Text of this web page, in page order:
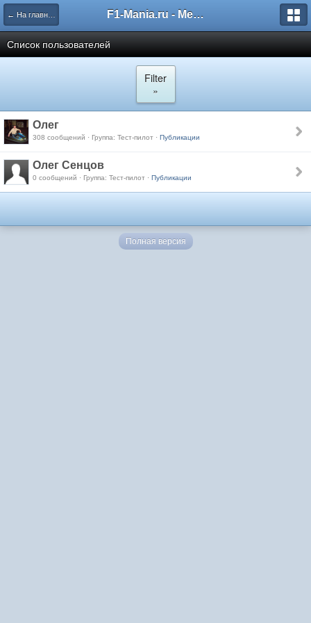
← На главную F1-Mania.ru - Международный чемпионат по симрейсингу
Список пользователей
Filter
»
Олег
308 сообщений · Группа: Тест-пилот · Публикации
Олег Сенцов
0 сообщений · Группа: Тест-пилот · Публикации
Полная версия